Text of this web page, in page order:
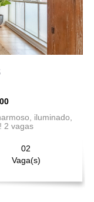
iluminado,
2 vagas
02
Vaga(s)